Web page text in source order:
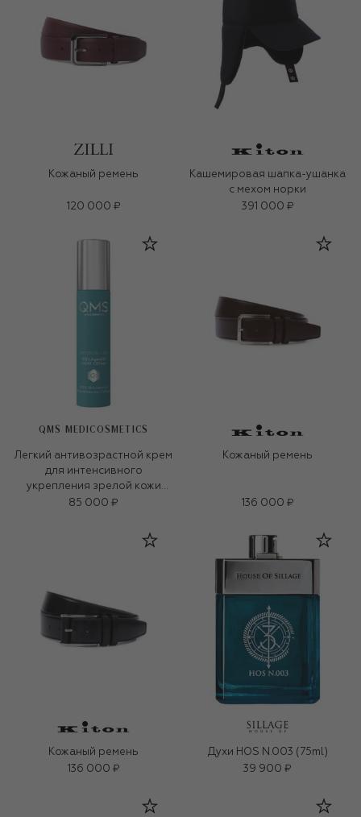
Кожаный ремень
120 000 ₽
Кашемировая шапка-ушанка
с мехом норки
391 000 ₽
QMS MEDICOSMETICS
Легкий антивозрастной крем
для интенсивного
укрепления зрелой кожи
«3D-коллаген» (50ml)
85 000 ₽
Кожаный ремень
136 000 ₽
Кожаный ремень
136 000 ₽
Духи HOS N.003 (75ml)
39 900 ₽